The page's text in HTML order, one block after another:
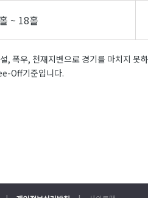
~ 18홀
, 폭우, 천재지변으로 경기를 마치지 못
Off기준입니다.